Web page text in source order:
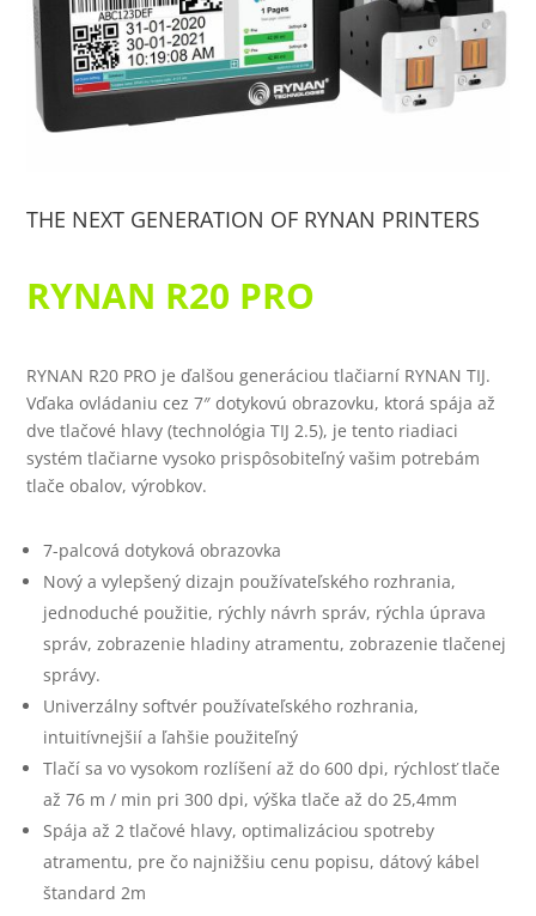
THE NEXT GENERATION OF RYNAN PRINTERS
RYNAN R20 PRO
RYNAN R20 PRO je ďalšou generáciou tlačiarní RYNAN TIJ.
Vďaka ovládaniu cez 7″ dotykovú obrazovku, ktorá spája až
dve tlačové hlavy (technológia TIJ 2.5), je tento riadiaci
systém tlačiarne vysoko prispôsobiteľný vašim potrebám
tlače obalov, výrobkov.
7-palcová dotyková obrazovka
Nový a vylepšený dizajn používateľského rozhrania,
jednoduché použitie, rýchly návrh správ, rýchla úprava
správ, zobrazenie hladiny atramentu, zobrazenie tlačenej
správy.
Univerzálny softvér používateľského rozhrania,
intuitívnejšií a ľahšie použiteľný
Tlačí sa vo vysokom rozlíšení až do 600 dpi, rýchlosť tlače
až 76 m / min pri 300 dpi, výška tlače až do 25,4mm
Spája až 2 tlačové hlavy, optimalizáciou spotreby
atramentu, pre čo najnižšiu cenu popisu, dátový kábel
štandard 2m